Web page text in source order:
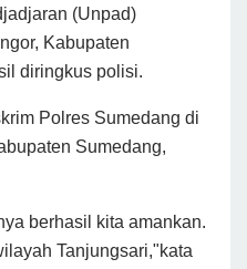
(Unpad)
Kabupaten
diringkus polisi.
Polres Sumedang di
Sumedang,
berhasil kita amankan.
Tanjungsari,"kata